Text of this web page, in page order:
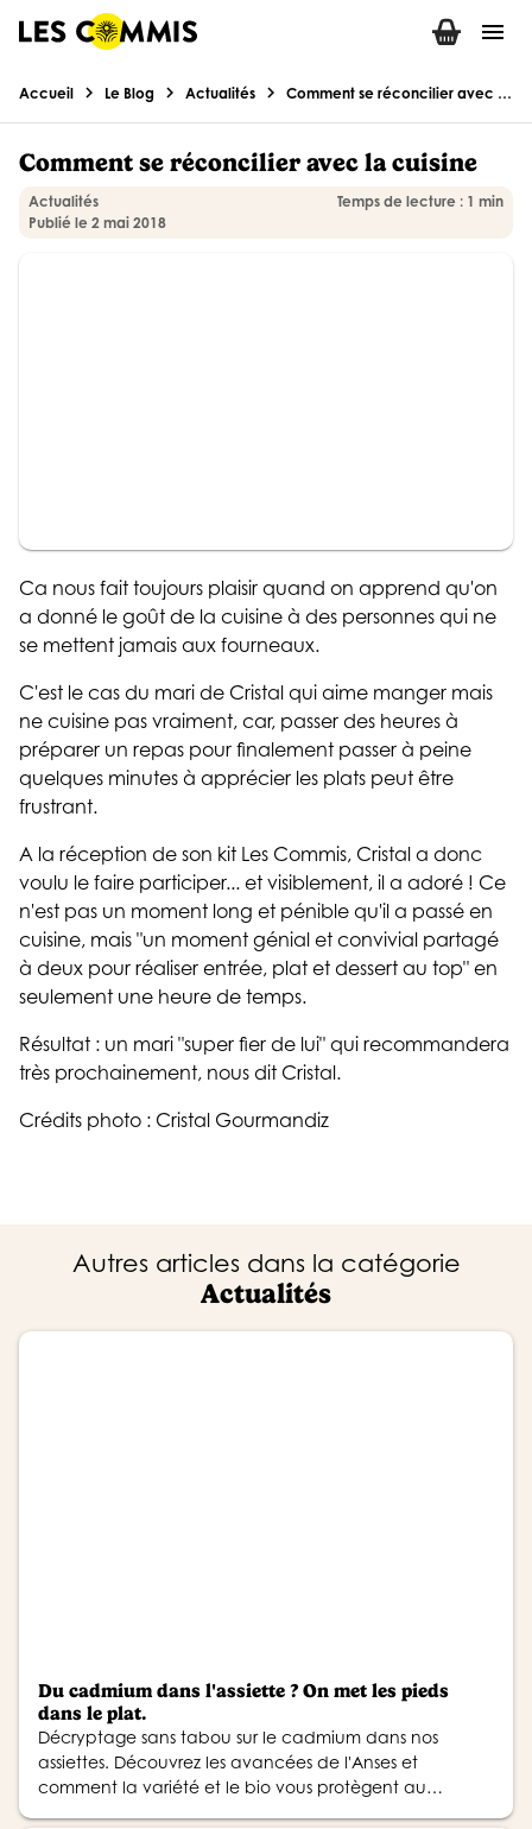
menu
Accueil chevron_right Le Blog chevron_right Actualités chevron_right Comment se réconcilier avec la cuisine
Comment se réconcilier avec la cuisine
Actualités
Publié le 2 mai 2018
Temps de lecture : 1 min
Ca nous fait toujours plaisir quand on apprend qu'on
a donné le goût de la cuisine à des personnes qui ne
se mettent jamais aux fourneaux.
C'est le cas du mari de Cristal qui aime manger mais
ne cuisine pas vraiment, car, passer des heures à
préparer un repas pour finalement passer à peine
quelques minutes à apprécier les plats peut être
frustrant.
A la réception de son kit Les Commis, Cristal a donc
voulu le faire participer... et visiblement, il a adoré ! Ce
n'est pas un moment long et pénible qu'il a passé en
cuisine, mais "un moment génial et convivial partagé
à deux pour réaliser entrée, plat et dessert au top" en
seulement une heure de temps.
Résultat : un mari "super fier de lui" qui recommandera
très prochainement, nous dit Cristal.
Crédits photo : Cristal Gourmandiz
Autres articles dans la catégorie
Actualités
Du cadmium dans l'assiette ? On met les pieds
dans le plat.
Décryptage sans tabou sur le cadmium dans nos
assiettes. Découvrez les avancées de l'Anses et
comment la variété et le bio vous protègent au